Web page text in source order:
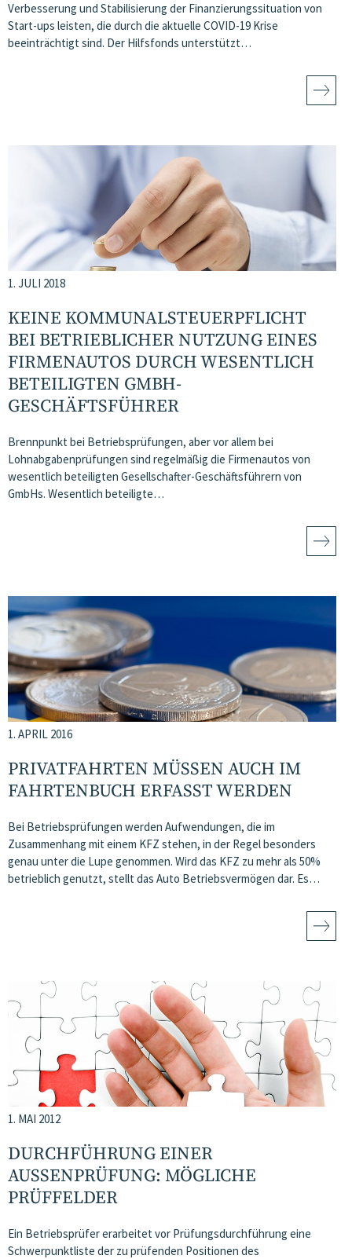
Verbesserung und Stabilisierung der Finanzierungssituation von
Start-ups leisten, die durch die aktuelle COVID-19 Krise
beeinträchtigt sind. Der Hilfsfonds unterstützt…
1. JULI 2018
KEINE KOMMUNALSTEUERPFLICHT
BEI BETRIEBLICHER NUTZUNG EINES
FIRMENAUTOS DURCH WESENTLICH
BETEILIGTEN GMBH-
GESCHÄFTSFÜHRER
Brennpunkt bei Betriebsprüfungen, aber vor allem bei
Lohnabgabenprüfungen sind regelmäßig die Firmenautos von
wesentlich beteiligten Gesellschafter-Geschäftsführern von
GmbHs. Wesentlich beteiligte…
1. APRIL 2016
PRIVATFAHRTEN MÜSSEN AUCH IM
FAHRTENBUCH ERFASST WERDEN
Bei Betriebsprüfungen werden Aufwendungen, die im
Zusammenhang mit einem KFZ stehen, in der Regel besonders
genau unter die Lupe genommen. Wird das KFZ zu mehr als 50%
betrieblich genutzt, stellt das Auto Betriebsvermögen dar. Es…
1. MAI 2012
DURCHFÜHRUNG EINER
AUSSENPRÜFUNG: MÖGLICHE P
RÜFFELDER
Ein Betriebsprüfer erarbeitet vor Prüfungsdurchführung eine
Schwerpunktliste der zu prüfenden Positionen des